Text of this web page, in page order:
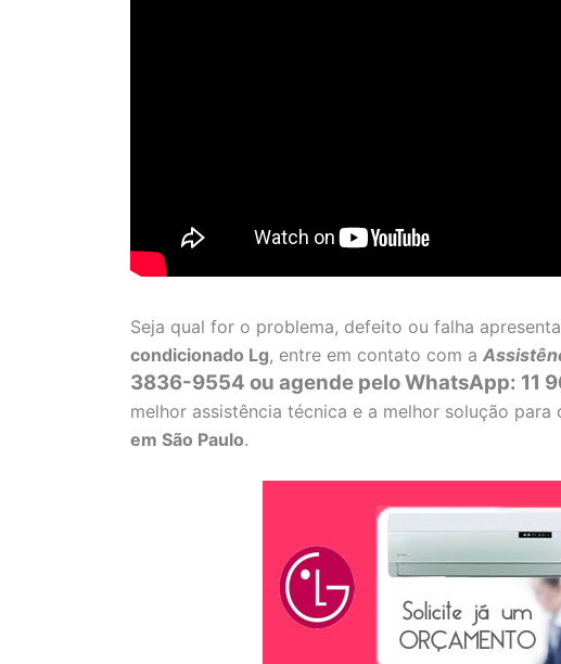
Seja qual for o problema, defeito ou falha
condicionado Lg, entre em contato com a
3836-9554 ou agende pelo WhatsApp: 11
melhor assistência técnica e a melhor solução
em São Paulo.